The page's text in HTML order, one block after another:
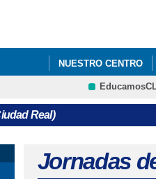
NUESTRO CENTRO
Real)
aquí
Jornadas